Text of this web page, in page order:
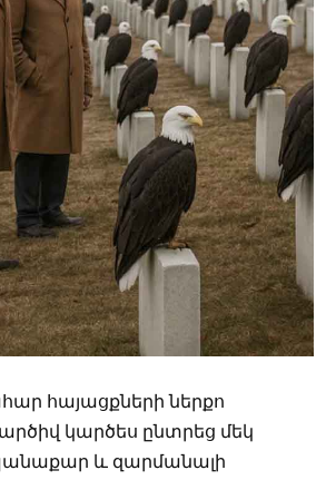
հայացքների ներքո
արծիվ կարծես ընտրեց մեկ
և զարմանալի